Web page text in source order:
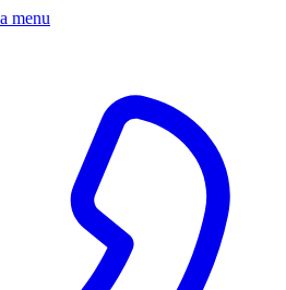
menu